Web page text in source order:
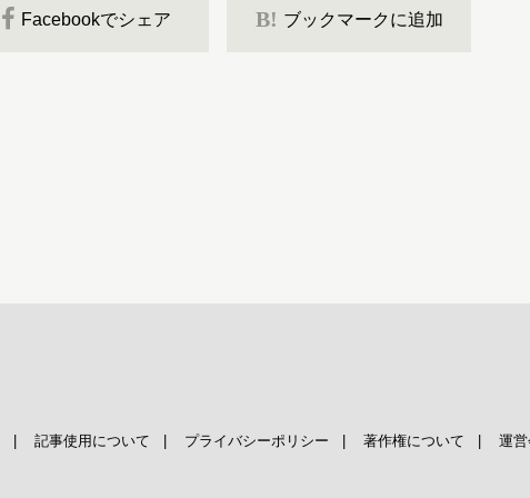
Facebookでシェア B! ブックマークに追加
記事使用について プライバシーポリシー 著作権について 運